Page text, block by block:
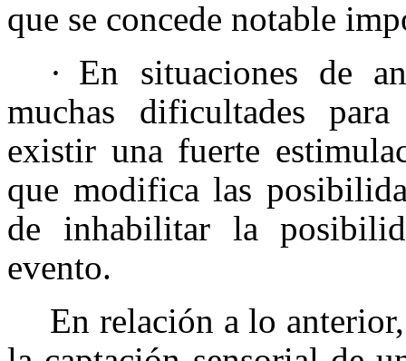
que se concede notable
· En situaciones de
muchas dificultades
existir una fuerte
que modifica las
de inhabilitar la
evento.
En relación a lo